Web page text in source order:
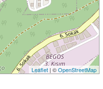
Leaflet| ©OpenStreetMap